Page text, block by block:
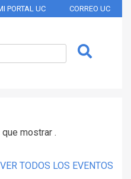
PORTAL UC CORREO UC
mostrar .
VER TODOS LOS EVENTOS